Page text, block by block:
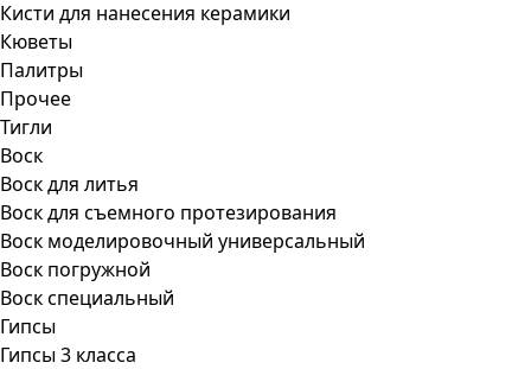
Кисти для нанесения керамики
Кюветы
Палитры
Прочее
Тигли
Воск
Воск для литья
Воск для съемного протезирования
Воск моделировочный универсальный
Воск погружной
Воск специальный
Гипсы
Гипсы 3 класса